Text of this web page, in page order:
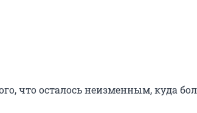
что осталось неизменным, куда